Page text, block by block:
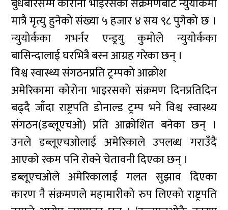
बुधबारसम्म कोरोना भाइरसको संक्रमणबाट न्युयोर्कमा
मात्रै मृत्यु हुनेको संख्या ५ हजार ४ सय ९८ पुगेको छ ।
न्युयोर्कका गभर्नर एन्ड्रयु कुमोले न्युयोर्कका
बासिन्दालाई घरभित्रै बस्न आग्रह गरेका छन् ।
विश्व स्वास्थ्य संगठनप्रति ट्रम्पको आक्रोश
अमेरिकामा कोरोना भाइरसको संक्रमण दिनप्रतिदिन
बढ्दै जाँदा राष्ट्रपति डोनाल्ड ट्रम्प भने विश्व स्वास्थ्य
संगठन(डब्लूएचओ) प्रति आक्रोशित बनेका छन् ।
उनले डब्लूएचओलाई अमेरिकाले उपलब्ध गराउँदै
आएको रकम पनि रोक्ने चेतावनी दिएका छन् ।
डब्लूएचओले अमेरिकालाई गलत सुझाव दिएका
कारण नै संक्रमणले महामारीको रुप लिएको राष्ट्रपति